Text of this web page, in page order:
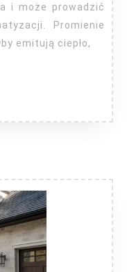
i może prowadzić
Promienie
emitują ciepło,